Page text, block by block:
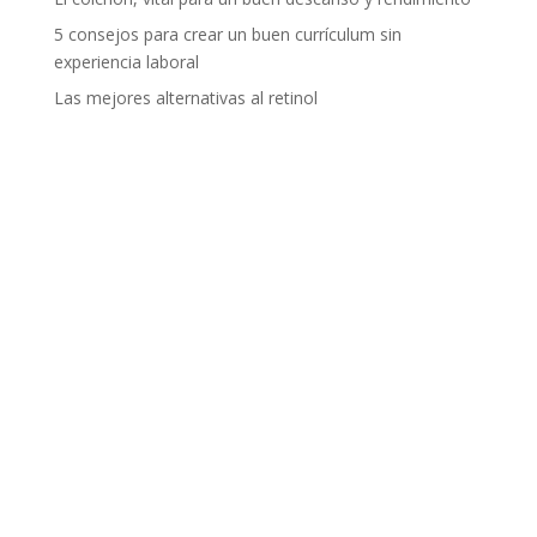
5 consejos para crear un buen currículum sin
experiencia laboral
Las mejores alternativas al retinol